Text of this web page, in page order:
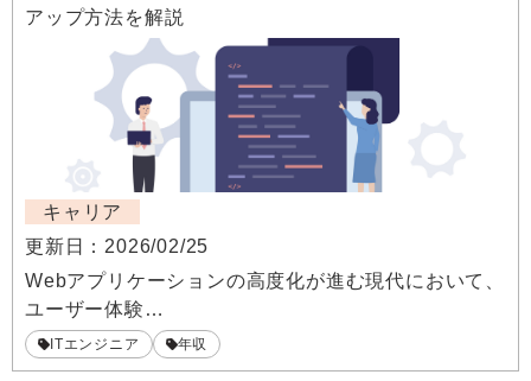
アップ方法を解説
キャリア
更新日： 2026/02/25
Webアプリケーションの高度化が進む現代において、
ユーザー体験…
ITエンジニア 年収